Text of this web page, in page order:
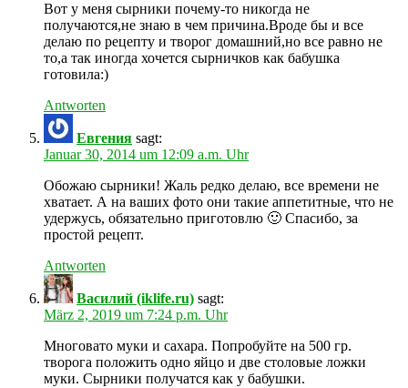
Вот у меня сырники почему-то никогда не
получаются,не знаю в чем причина.Вроде бы и все
делаю по рецепту и творог домашний,но все равно не
то,а так иногда хочется сырничков как бабушка
готовила:)
Antworten
Евгения sagt:
Januar 30, 2014 um 12:09 a.m. Uhr
Обожаю сырники! Жаль редко делаю, все времени не
хватает. А на ваших фото они такие аппетитные, что не
удержусь, обязательно приготовлю 🙂 Спасибо, за
простой рецепт.
Antworten
Василий (iklife.ru) sagt:
März 2, 2019 um 7:24 p.m. Uhr
Многовато муки и сахара. Попробуйте на 500 гр.
творога положить одно яйцо и две столовые ложки
муки. Сырники получатся как у бабушки.